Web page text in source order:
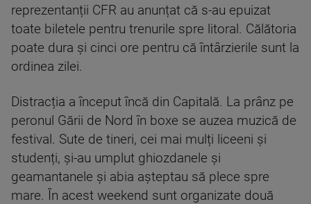
reprezentanții CFR au anunțat că s-au epuizat
toate biletele pentru trenurile spre litoral. Călătoria
poate dura și cinci ore pentru că întârzierile sunt la
ordinea zilei.
Distracția a început încă din Capitală. La prânz pe
peronul Gării de Nord în boxe se auzea muzică de
festival. Sute de tineri, cei mai mulți liceeni și
studenți, și-au umplut ghiozdanele și
geamantanele și abia așteptau să plece spre
mare. În acest weekend sunt organizate două